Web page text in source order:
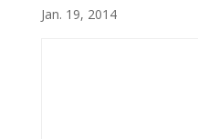
Jan. 19, 2014